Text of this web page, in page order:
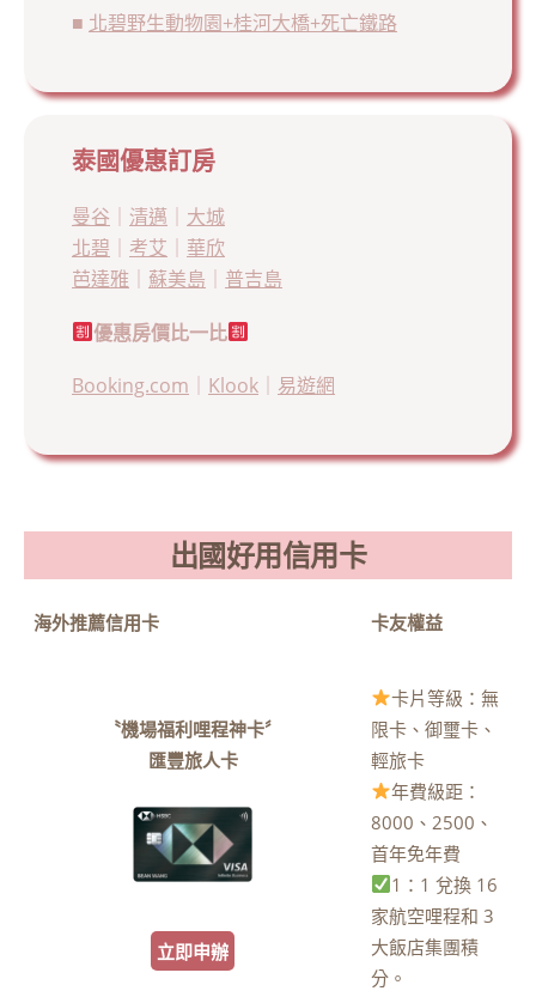
■ 北碧野生動物園+桂河大橋+死亡鐵路
泰國優惠訂房
曼谷 清邁
大城
北碧
考艾
華欣
芭達雅
蘇美島 普吉島
優惠房價比一比
Booking.com Klook 易遊網
出國好用信用卡
海外推薦信用卡 卡友權益
〝機場福利哩程神卡〞
匯豐旅人卡
立即申辦
卡片等級：無
限卡、御璽卡、
輕旅卡
年費級距：
8000、2500、
首年免年費
1：1 兌換 16
家航空哩程和 3
大飯店集團積
分。